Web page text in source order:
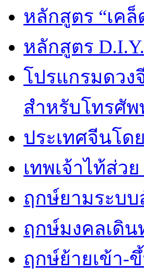
หลักสูตร “เค
หลักสูตร
โปรแกรมดวง
สำหรับโทรศั
ประเทศจีนโด
เทพเจ้าไท้ส่วย
ฤกษ์ยามระบ
ฤกษ์มงคลเดิน
ฤกษ์ย้ายเข้า-